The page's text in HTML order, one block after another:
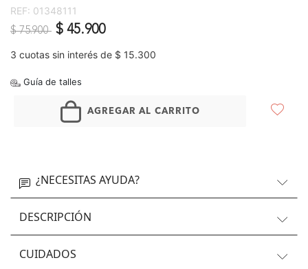
REF: 01348111
Precio reducido de
$ 75.900 a$ 45.900
3 cuotas sin interés de $ 15.300
Guía de talles
AGREGAR AL CARRITO
¿NECESITAS AYUDA?
DESCRIPCIÓN
CUIDADOS